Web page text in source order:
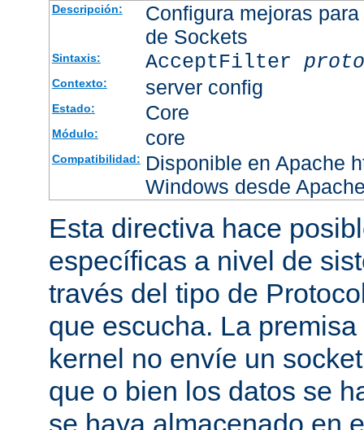
Descripción:
Configura mejoras
de Sockets
Sintaxis: AcceptFilter
Contexto: server config
Estado: Core
Módulo: core
Compatibilidad: Disponible en Apache
Windows desde
Esta directiva hace
específicas a nivel de
través del tipo de
que escucha. La
kernel no envíe un
que o bien los datos se
se haya almacenado en